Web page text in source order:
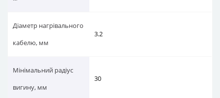
Діаметр нагрівального
кабелю, мм
3.2
Мінімальний радіус
вигину, мм
30